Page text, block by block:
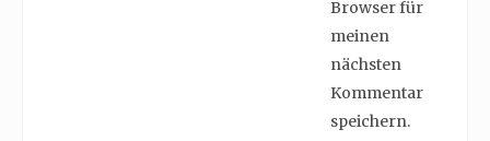
Browser für
meinen
nächsten
Kommentar
speichern.